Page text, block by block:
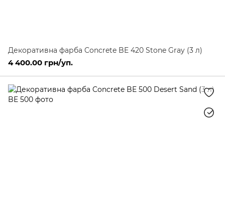
Декоративна фарба Concrete BE 420 Stone Gray (3 л)
4 400.00 грн/уп.